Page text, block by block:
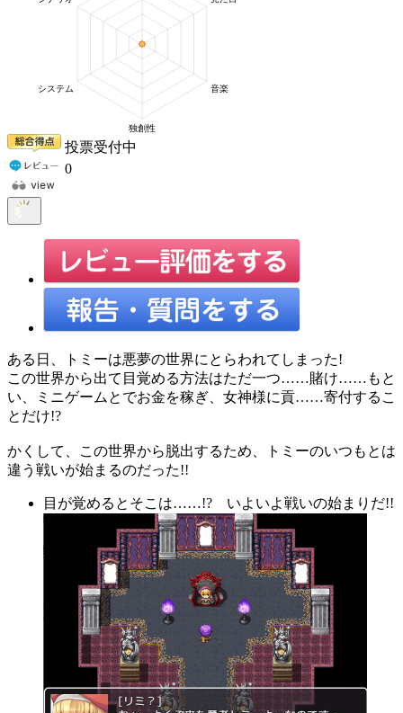
投票受付中
0
ある日、トミーは悪夢の世界にとらわれてしまった!
この世界から出て目覚める方法はただ一つ……賭け……もと
い、ミニゲームとでお金を稼ぎ、女神様に貢……寄付するこ
とだけ!?
かくして、この世界から脱出するため、トミーのいつもとは
違う戦いが始まるのだった!!
目が覚めるとそこは……!? いよいよ戦いの始まりだ!!